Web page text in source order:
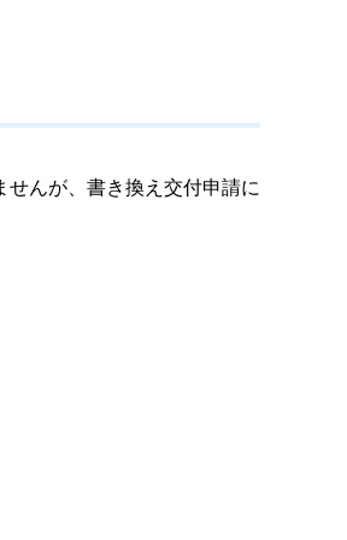
んが、書き換え交付申請に